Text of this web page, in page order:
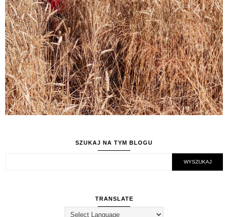
SZUKAJ NA TYM BLOGU
TRANSLATE